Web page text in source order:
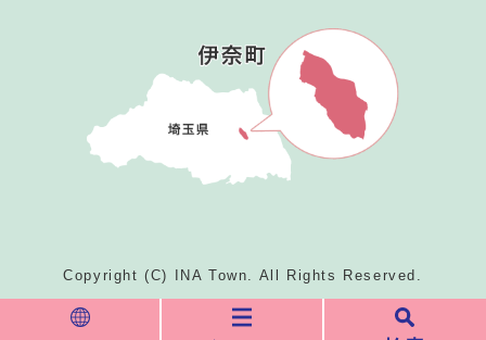
Copyright (C) INA Town. All Rights Reserved.